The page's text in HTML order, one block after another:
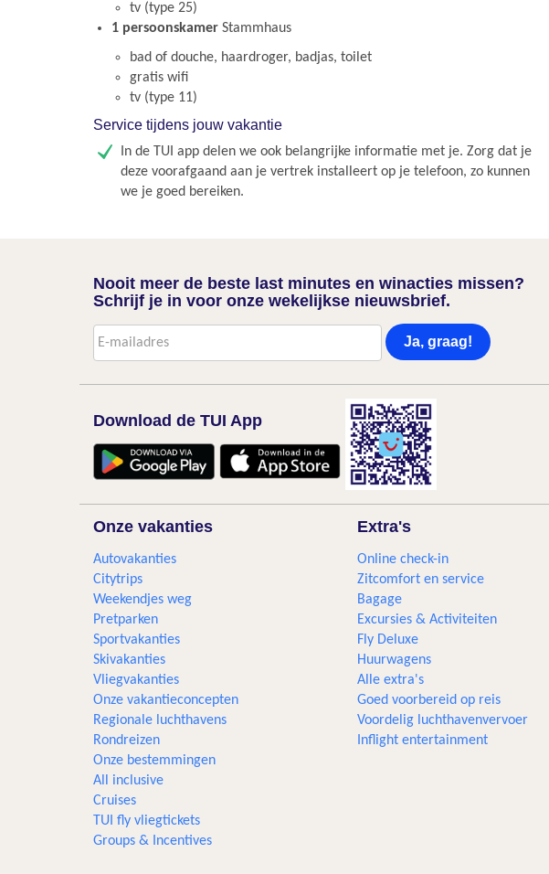
tv (type 25)
1 persoonskamer Stammhaus
bad of douche, haardroger, badjas, toilet
gratis wifi
tv (type 11)
Service tijdens jouw vakantie
In de TUI app delen we ook belangrijke informatie met je. Zorg dat je
deze voorafgaand aan je vertrek installeert op je telefoon, zo kunnen
we je goed bereiken.
Nooit meer de beste last minutes en winacties missen?
Schrijf je in voor onze wekelijkse nieuwsbrief.
Ja, graag!
Download de TUI App
Onze vakanties
Autovakanties
Citytrips
Weekendjes weg
Pretparken
Sportvakanties
Skivakanties
Vliegvakanties
Onze vakantieconcepten
Regionale luchthavens
Rondreizen
Onze bestemmingen
All inclusive
Cruises
TUI fly vliegtickets
Groups & Incentives
Extra's
Online check-in
Zitcomfort en service
Bagage
Excursies & Activiteiten
Fly Deluxe
Huurwagens
Alle extra's
Goed voorbereid op reis
Voordelig luchthavenvervoer
Inflight entertainment